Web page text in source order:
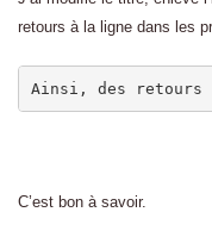
retours à la ligne dans les
Ainsi, des retours
C’est bon à savoir.